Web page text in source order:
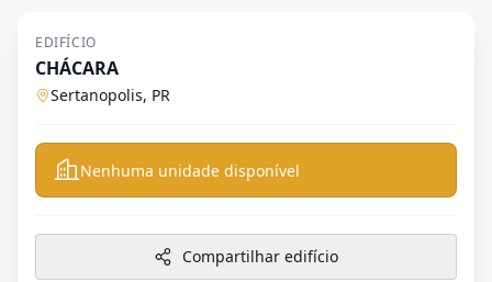
EDIFÍCIO
CHÁCARA
Sertanopolis, PR
Nenhuma unidade disponível
Compartilhar edifício